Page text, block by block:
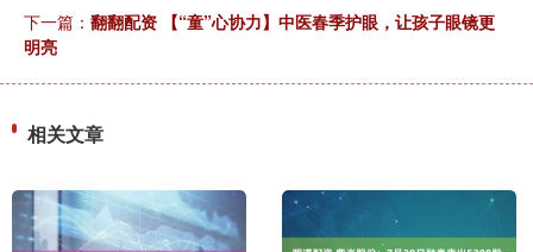
下一篇： 翻翻配资 【“童”心协力】中医春季护眼，让孩子眼镜更
明亮
相关文章